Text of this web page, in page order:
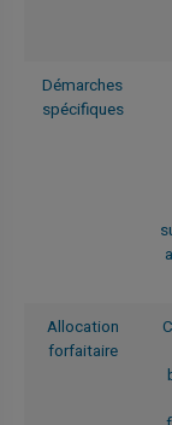
Démarches
spécifiques
Allocation
forfaitaire